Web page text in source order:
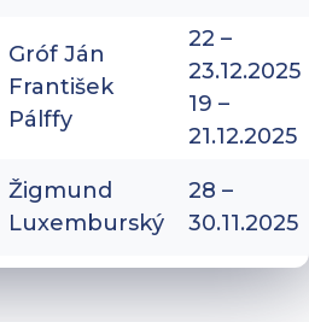
Gróf Ján
František
Pálffy
22 –
23.12.2025
19 –
21.12.2025
Žigmund
Luxemburský
28 –
30.11.2025